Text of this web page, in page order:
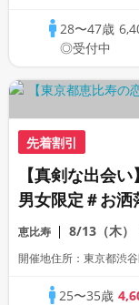
り】 28〜47歳
◎受付中
先着割引
【真剣な出会
男女限定＃お洒
交換〈18名限定
恵比寿 8/13（木）
25〜35歳